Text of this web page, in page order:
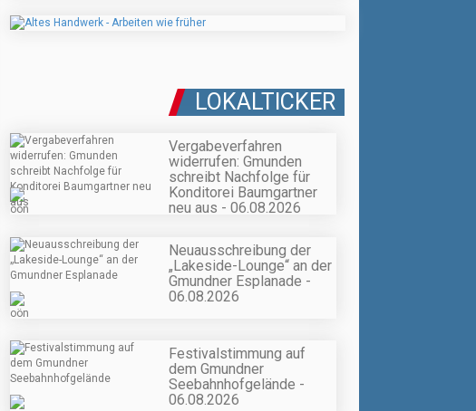
LOKALTICKER
Vergabeverfahren
widerrufen: Gmunden
schreibt Nachfolge für
Konditorei Baumgartner
neu aus - 06.08.2026
Neuausschreibung der
„Lakeside-Lounge“ an der
Gmundner Esplanade -
06.08.2026
Festivalstimmung auf
dem Gmundner
Seebahnhofgelände -
06.08.2026